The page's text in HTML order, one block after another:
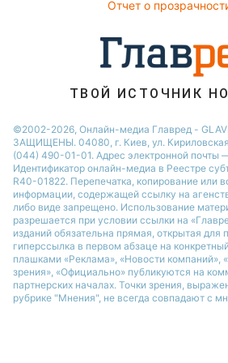
Отчет о
ТВОЙ ИСТОЧНИК
©2002-2026, Онлайн-медиа Главред -
ЗАЩИЩЕНЫ. 04080, г. Киев, ул.
(044) 490-01-01. Адрес электронной почты
Идентификатор онлайн-медиа в Реестре
R40-01822. Перепечатка, копирование или
информации, содержащей ссылку на
либо виде запрещено. Использование
разрешается при условии ссылки на
изданий обязательна прямая, открытая для
гиперссылка в первом абзаце на
плашками «Реклама», «Новости компаний»,
зрения», «Официально» публикуются на
партнерских началах. Точки зрения,
рубрике "Мнения", не всегда совпадают с